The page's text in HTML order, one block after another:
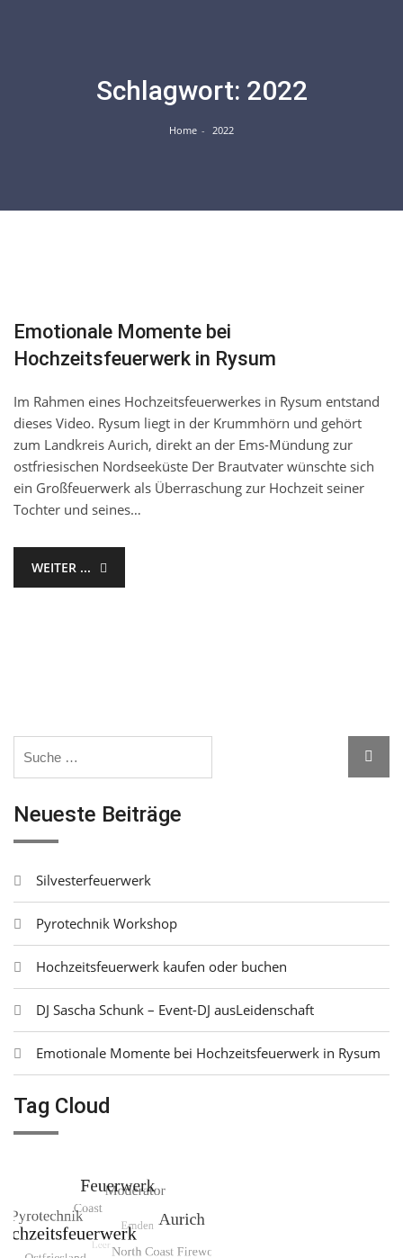
Schlagwort: 2022
Home 2022
Emotionale Momente bei
Hochzeitsfeuerwerk in Rysum
Im Rahmen eines Hochzeitsfeuerwerkes in Rysum entstand
dieses Video. Rysum liegt in der Krummhörn und gehört
zum Landkreis Aurich, direkt an der Ems-Mündung zur
ostfriesischen Nordseeküste Der Brautvater wünschte sich
ein Großfeuerwerk als Überraschung zur Hochzeit seiner
Tochter und seines…
WEITER ...
for:
Neueste Beiträge
Silvesterfeuerwerk
Pyrotechnik Workshop
Hochzeitsfeuerwerk kaufen oder buchen
DJ Sascha Schunk – Event-DJ ausLeidenschaft
Emotionale Momente bei Hochzeitsfeuerwerk in Rysum
Tag Cloud